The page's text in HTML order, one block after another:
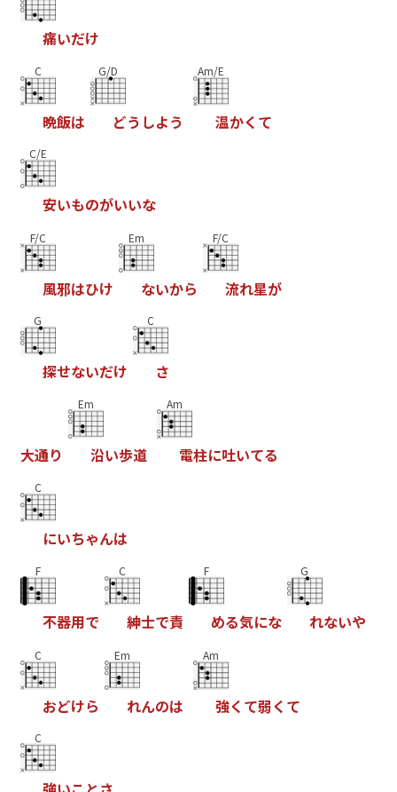
痛いだけ
C
晩飯は
G/D
どう しよう
Am/E
温かく て
C/E
安いものがいいな
F/C
風邪はひけ
Em
ないから
F/C
流れ星が
G
探せないだけ
C
さ
大通り
Em
沿い歩道
Am
電柱に吐いてる
C
にいちゃんは
F
不器用で
C
紳士で責
F
める気にな
G
れないや
C
おどけら
Em
れんのは
Am
強く て弱く て
C